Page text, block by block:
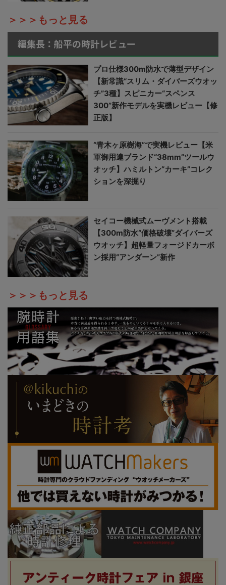
＞＞＞もっと見る
編集長：船平の時計レビュー
プロ仕様300m防水で薄型デザイン
【新常識“スリム・ダイバーズウオッ
チ”3種】スピニカー“スペンス
300”新作モデルを実機レビュー【修
正版】
“青木ヶ原樹海”で実機レビュー【米
軍御用達ブランド“38mm”ツールウ
オッチ】ハミルトン“カーキ”コレク
ションを深掘り
セイコー機械式ムーヴメント搭載
【300m防水“価格破壊”ダイバーズ
ウオッチ】超軽量フォージドカーボ
ン採用“アンダーン”新作
＞＞＞もっと見る